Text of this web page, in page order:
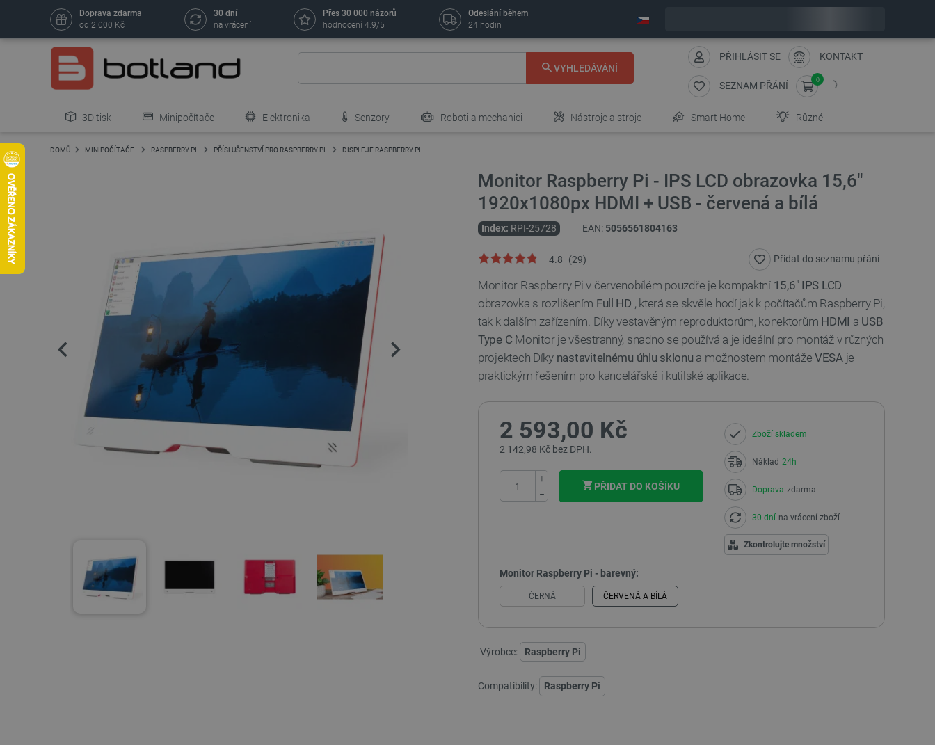
Doprava zdarma
od 2 000 Kč
30 dní
na vrácení
Přes 30 000 názorů
hodnocení 4.9/5
Odeslání během
24 hodin
VYHLEDÁVÁNÍ
PŘIHLÁSIT SE KONTAKT
SEZNAM PŘÁNÍ
0
3D tisk Minipočítače Elektronika Senzory Roboti a mechanici Nástroje a stroje Smart Home Různé
DOMŮ MINIPOČÍTAČE RASPBERRY PI PŘÍSLUŠENSTVÍ PRO RASPBERRY PI DISPLEJE RASPBERRY PI
Monitor Raspberry Pi - IPS LCD obrazovka 15,6''
1920x1080px HDMI + USB - červená a bílá
Index: RPI-25728 EAN: 5056561804163
4.8 (29) Přidat do seznamu přání
Monitor Raspberry Pi v červenobílém pouzdře je kompaktní 15,6" IPS LCD
obrazovka s rozlišením Full HD , která se skvěle hodí jak k počítačům Raspberry Pi,
tak k dalším zařízením. Díky vestavěným reproduktorům, konektorům HDMI a USB
Type C Monitor je všestranný, snadno se používá a je ideální pro montáž v různých
projektech Díky nastavitelnému úhlu sklonu a možnostem montážeVESAje
praktickým řešením pro kancelářské i kutilské aplikace.
2 593,00 Kč
2 142,98 Kč bez DPH.
+
−
PŘIDAT DO KOŠÍKU
Zboží skladem
Náklad 24h
Doprava zdarma
30 dní na vrácení zboží
Zkontrolujte množství
Monitor Raspberry Pi - barevný:
ČERNÁ ČERVENÁ A BÍLÁ
Výrobce: Raspberry Pi
Compatibility: Raspberry Pi